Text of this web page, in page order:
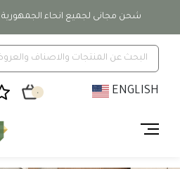
شحن مجانى لجميع انحاء الجمهورية
٠ ENGLISH